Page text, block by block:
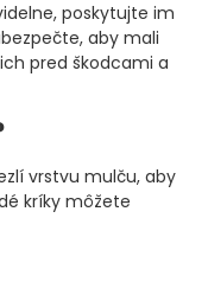
poskytujte im
aby mali
pred škodcami a
vrstvu mulču, aby
kríky môžete